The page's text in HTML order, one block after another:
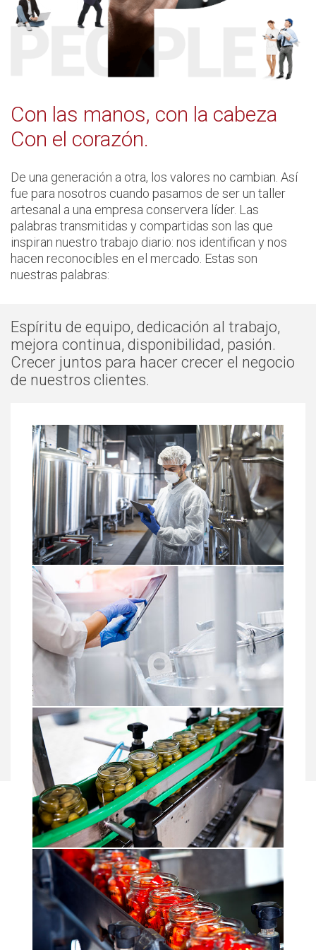
Con las manos, con la cabeza
Con el corazón.
De una generación a otra, los valores no cambian. Así
fue para nosotros cuando pasamos de ser un taller
artesanal a una empresa conservera líder. Las
palabras transmitidas y compartidas son las que
inspiran nuestro trabajo diario: nos identifican y nos
hacen reconocibles en el mercado. Estas son
nuestras palabras:
Espíritu de equipo, dedicación al trabajo,
mejora continua, disponibilidad, pasión.
Crecer juntos para hacer crecer el negocio
de nuestros clientes.